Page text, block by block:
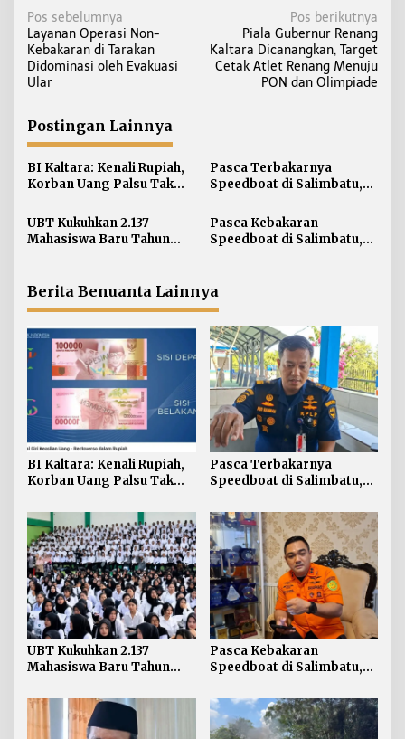
N
a
v
i
a
s
i
p
o
s
Pos sebelumnya
Layanan Operasi Non-
Kebakaran di Tarakan
Didominasi oleh Evakuasi
Ular
Pos berikutnya
Piala Gubernur Renang
Kaltara Dicanangkan, Target
Cetak Atlet Renang Menuju
PON dan Olimpiade
Postingan Lainnya
BI Kaltara: Kenali Rupiah,
Korban Uang Palsu Tak
Pasca Terbakarnya
Speedboat di Salimbatu,
Pengawasan dan Edukasi
Awak Kapal
UBT Kukuhkan 2.137
Mahasiswa Baru Tahun
Pasca Kebakaran
Speedboat di Salimbatu,
Keselamatan
Berita Benuanta Lainnya
BI Kaltara: Kenali Rupiah,
Korban Uang Palsu Tak
Pasca Terbakarnya
Speedboat di Salimbatu,
Pengawasan dan Edukasi
Awak Kapal
UBT Kukuhkan 2.137
Mahasiswa Baru Tahun
Pasca Kebakaran
Speedboat di Salimbatu,
Pentingnya Standar
Keselamatan